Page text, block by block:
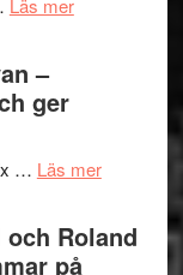
en
hjärtevarm
Läs mer
–
Delvis
bortom
–
ger
… Läs merom
–
och Roland
på